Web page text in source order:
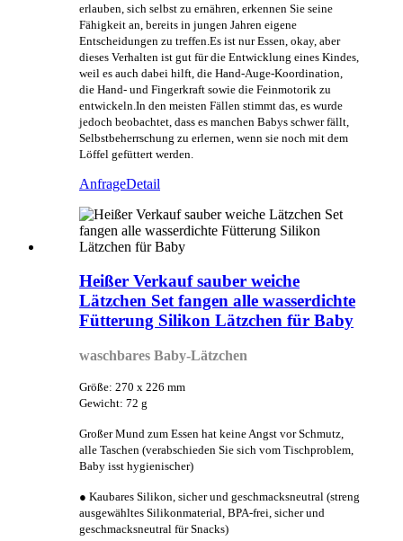
erlauben, sich selbst zu ernähren, erkennen Sie seine
Fähigkeit an, bereits in jungen Jahren eigene
Entscheidungen zu treffen.Es ist nur Essen, okay, aber
dieses Verhalten ist gut für die Entwicklung eines Kindes,
weil es auch dabei hilft, die Hand-Auge-Koordination,
die Hand- und Fingerkraft sowie die Feinmotorik zu
entwickeln.In den meisten Fällen stimmt das, es wurde
jedoch beobachtet, dass es manchen Babys schwer fällt,
Selbstbeherrschung zu erlernen, wenn sie noch mit dem
Löffel gefüttert werden.
AnfrageDetail
Heißer Verkauf sauber weiche
Lätzchen Set fangen alle wasserdichte
Fütterung Silikon Lätzchen für Baby
waschbares Baby-Lätzchen
Größe: 270 x 226 mm
Gewicht: 72 g
Großer Mund zum Essen hat keine Angst vor Schmutz,
alle Taschen (verabschieden Sie sich vom Tischproblem,
Baby isst hygienischer)
● Kaubares Silikon, sicher und geschmacksneutral (streng
ausgewähltes Silikonmaterial, BPA-frei, sicher und
geschmacksneutral für Snacks)